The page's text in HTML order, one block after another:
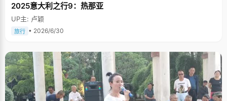
2025意大利之行9：热那亚
UP主: 卢颖
旅行 • 2026/6/30